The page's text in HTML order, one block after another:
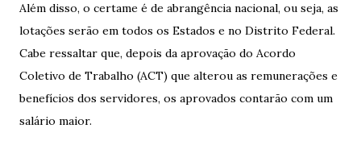
Além disso, o certame é de abrangência nacional, ou seja, as
lotações serão em todos os Estados e no Distrito Federal.
Cabe ressaltar que, depois da aprovação do Acordo
Coletivo de Trabalho (ACT) que alterou as remunerações e
benefícios dos servidores, os aprovados contarão com um
salário maior.